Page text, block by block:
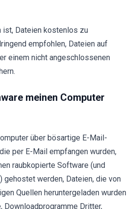
ist, Dateien kostenlos zu
empfohlen, Dateien auf
einem nicht angeschlossenen
meinen Computer
über bösartige E-Mail-
per E-Mail empfangen wurden,
raubkopierte Software (und
gehostet werden, Dateien, die von
Quellen heruntergeladen wurden
Downloadprogramme Dritter,